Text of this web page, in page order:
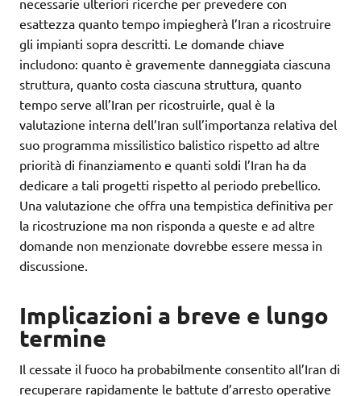
esattezza quanto tempo impiegherà l’Iran a ricostruire
gli impianti sopra descritti. Le domande chiave
includono: quanto è gravemente danneggiata ciascuna
struttura, quanto costa ciascuna struttura, quanto
tempo serve all’Iran per ricostruirle, qual è la
valutazione interna dell’Iran sull’importanza relativa del
suo programma missilistico balistico rispetto ad altre
priorità di finanziamento e quanti soldi l’Iran ha da
dedicare a tali progetti rispetto al periodo prebellico.
Una valutazione che offra una tempistica definitiva per
la ricostruzione ma non risponda a queste e ad altre
domande non menzionate dovrebbe essere messa in
discussione.
Implicazioni a breve e lungo
termine
Il cessate il fuoco ha probabilmente consentito all’Iran di
recuperare rapidamente le battute d’arresto operative